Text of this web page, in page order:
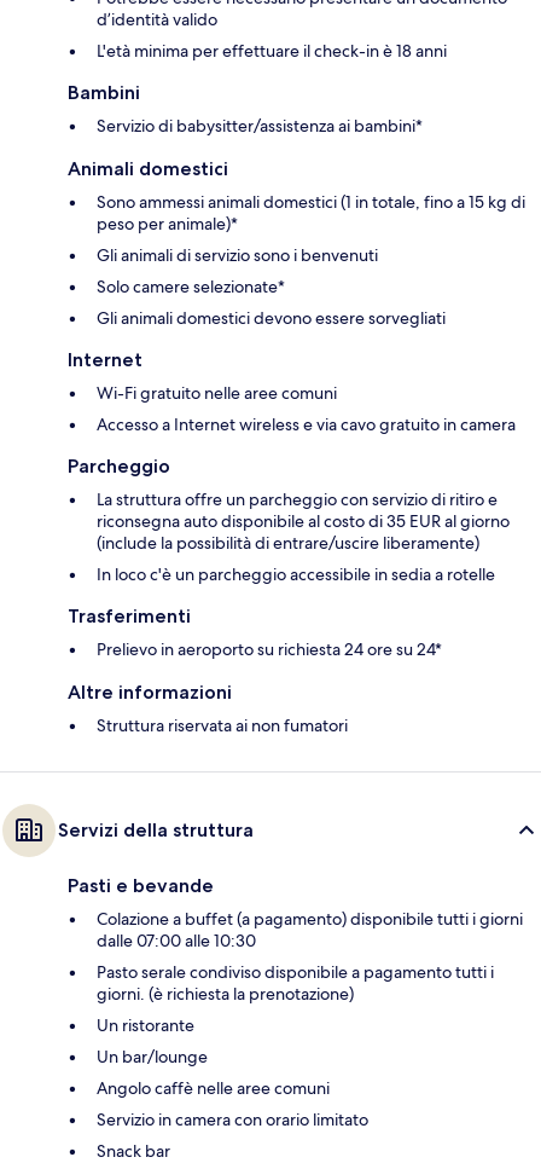
d’identità valido
L'età minima per effettuare il check-in è 18 anni
Bambini
Servizio di babysitter/assistenza ai bambini*
Animali domestici
Sono ammessi animali domestici (1 in totale, fino a 15 kg di
peso per animale)*
Gli animali di servizio sono i benvenuti
Solo camere selezionate*
Gli animali domestici devono essere sorvegliati
Internet
Wi-Fi gratuito nelle aree comuni
Accesso a Internet wireless e via cavo gratuito in camera
Parcheggio
La struttura offre un parcheggio con servizio di ritiro e
riconsegna auto disponibile al costo di 35 EUR al giorno
(include la possibilità di entrare/uscire liberamente)
In loco c'è un parcheggio accessibile in sedia a rotelle
Trasferimenti
Prelievo in aeroporto su richiesta 24 ore su 24*
Altre informazioni
Struttura riservata ai non fumatori
Servizi della struttura
Pasti e bevande
Colazione a buffet (a pagamento) disponibile tutti i giorni
dalle 07:00 alle 10:30
Pasto serale condiviso disponibile a pagamento tutti i
giorni. (è richiesta la prenotazione)
Un ristorante
Un bar/lounge
Angolo caffè nelle aree comuni
Servizio in camera con orario limitato
Snack bar